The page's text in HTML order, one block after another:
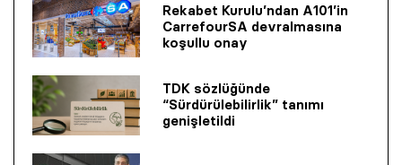
Rekabet Kurulu’ndan A101’in
CarrefourSA devralmasına
koşullu onay
TDK sözlüğünde
“Sürdürülebilirlik” tanımı
genişletildi